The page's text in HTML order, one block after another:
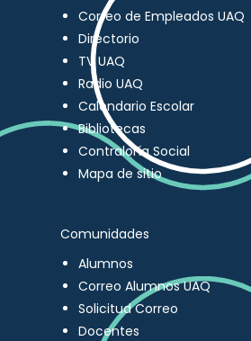
Correo de Empleados UAQ
Directorio
TV UAQ
Radio UAQ
Calendario Escolar
Bibliotecas
Contraloría Social
Mapa de sitio
Comunidades
Alumnos
Correo Alumnos UAQ
Solicitud Correo
Docentes